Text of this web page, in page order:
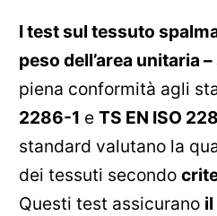
I test sul tessuto
peso dell’area unitaria
piena conformità agli
2286-1 eTS EN ISO
standard valutano la
dei tessuti secondo
Questi test assicurano